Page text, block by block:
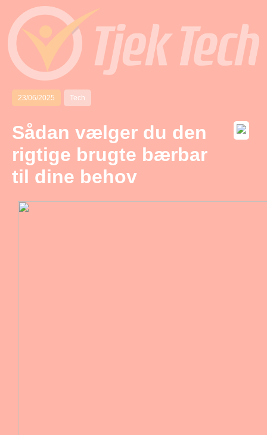
23/06/2025 Tech
Sådan vælger du den
rigtige brugte bærbar
til dine behov